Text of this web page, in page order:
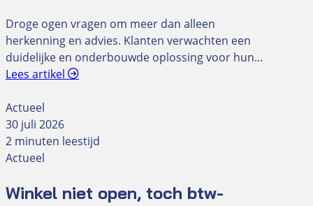
Droge ogen vragen om meer dan alleen
herkenning en advies. Klanten verwachten een
duidelijke en onderbouwde oplossing voor hun…
Lees artikel
Actueel
30 juli 2026
2 minuten leestijd
Actueel
Winkel niet open, toch btw-